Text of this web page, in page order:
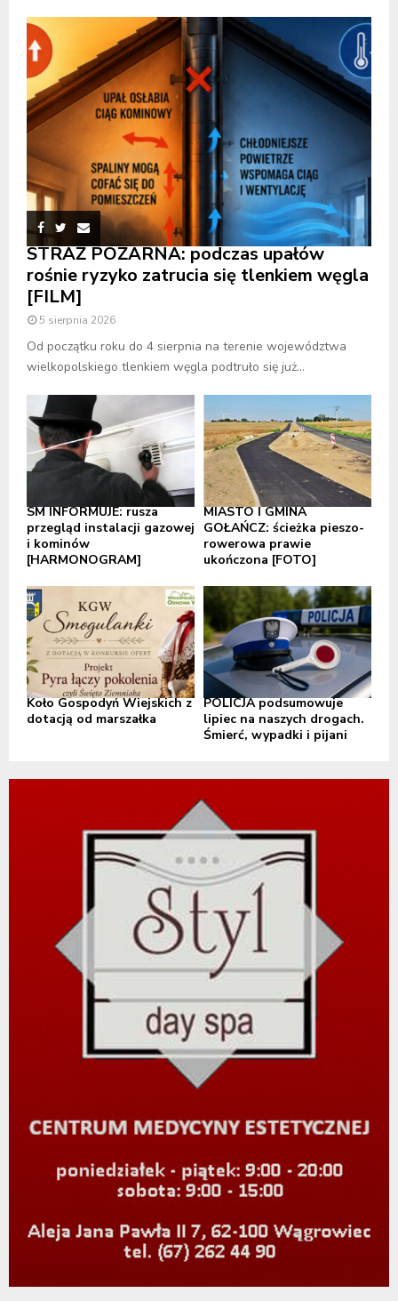
STRAŻ POŻARNA: podczas upałów
rośnie ryzyko zatrucia się tlenkiem węgla
[FILM]
5 sierpnia 2026
Od początku roku do 4 sierpnia na terenie województwa
wielkopolskiego tlenkiem węgla podtruło się już...
SM INFORMUJE: rusza
przegląd instalacji gazowej
i kominów
[HARMONOGRAM]
MIASTO I GMINA
GOŁAŃCZ: ścieżka pieszo-
rowerowa prawie
ukończona [FOTO]
Koło Gospodyń Wiejskich z
dotacją od marszałka
POLICJA podsumowuje
lipiec na naszych drogach.
Śmierć, wypadki i pijani